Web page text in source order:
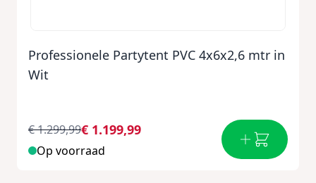
Professionele Partytent PVC 4x6x2,6 mtr in
Wit
€ 1.199,99
€ 1.299,99
Op voorraad